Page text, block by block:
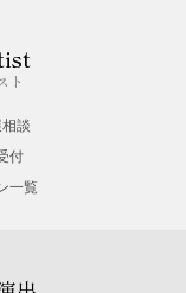
ト
談
付
一覧